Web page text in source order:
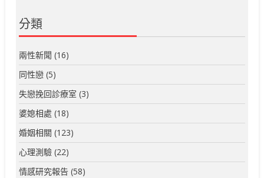
分類
兩性新聞 (16)
同性戀 (5)
失戀挽回診療室 (3)
婆媳相處 (18)
婚姻相關 (123)
心理測驗 (22)
情感研究報告 (58)